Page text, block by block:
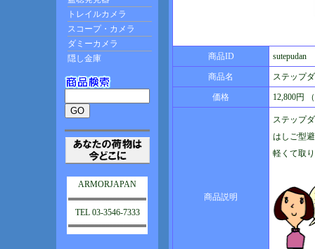
ARMORJAPAN
TEL 03-3546-7333
商品ID sutepudan
商品名 ステップ
価格 12,800円
商品説明
ステップ
はしご型
軽くて取